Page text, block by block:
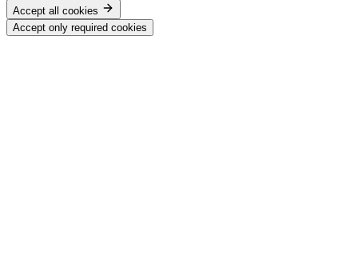
Accept all cookies
Accept only required cookies